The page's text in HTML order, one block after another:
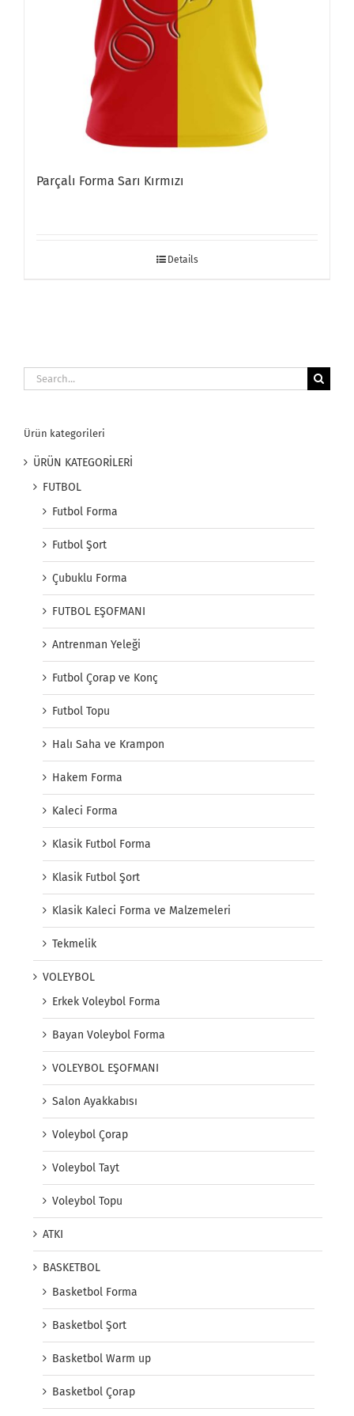
Parçalı Forma Sarı Kırmızı
Details
Search
for:
Ürün kategorileri
ÜRÜN KATEGORİLERİ
FUTBOL
Futbol Forma
Futbol Şort
Çubuklu Forma
FUTBOL EŞOFMANI
Antrenman Yeleği
Futbol Çorap ve Konç
Futbol Topu
Halı Saha ve Krampon
Hakem Forma
Kaleci Forma
Klasik Futbol Forma
Klasik Futbol Şort
Klasik Kaleci Forma ve Malzemeleri
Tekmelik
VOLEYBOL
Erkek Voleybol Forma
Bayan Voleybol Forma
VOLEYBOL EŞOFMANI
Salon Ayakkabısı
Voleybol Çorap
Voleybol Tayt
Voleybol Topu
ATKI
BASKETBOL
Basketbol Forma
Basketbol Şort
Basketbol Warm up
Basketbol Çorap